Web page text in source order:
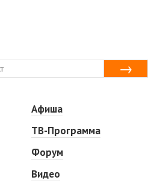
Афиша
ТВ-Программа
Форум
Видео